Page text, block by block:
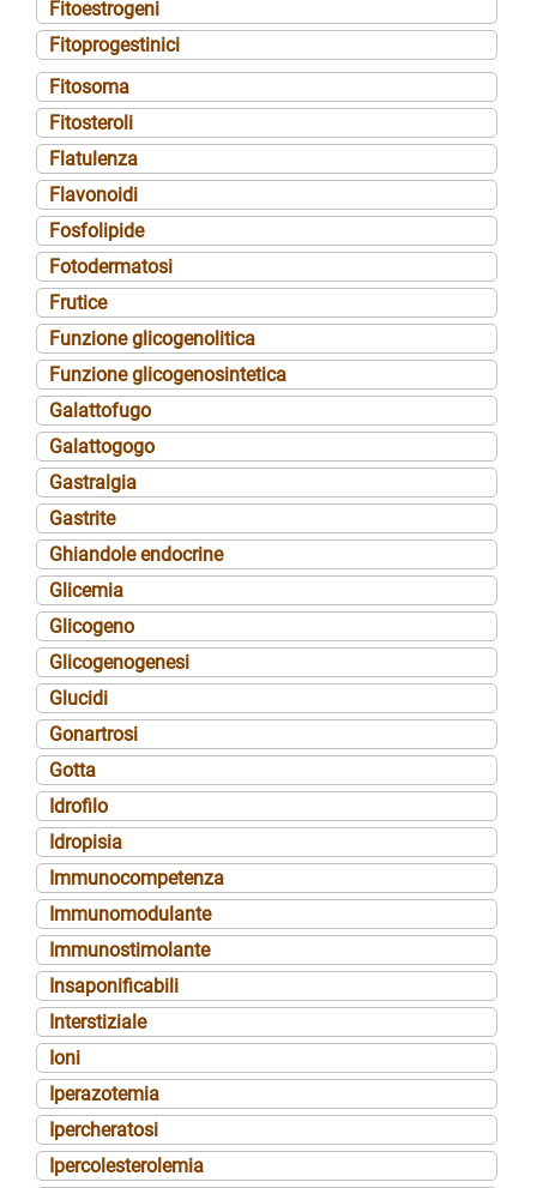
Fitoestrogeni
Fitoprogestinici
Fitosoma
Fitosteroli
Flatulenza
Flavonoidi
Fosfolipide
Fotodermatosi
Frutice
Funzione glicogenolitica
Funzione glicogenosintetica
Galattofugo
Galattogogo
Gastralgia
Gastrite
Ghiandole endocrine
Glicemia
Glicogeno
Glicogenogenesi
Glucidi
Gonartrosi
Gotta
Idrofilo
Idropisia
Immunocompetenza
Immunomodulante
Immunostimolante
Insaponificabili
Interstiziale
Ioni
Iperazotemia
Ipercheratosi
Ipercolesterolemia